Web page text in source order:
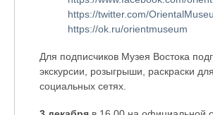
https://twitter.com/
https://ok.ru/orientmuseum
Для подписчиков Музея Востока
экскурсии, розыгрыши, раскраски
социальных сетях.